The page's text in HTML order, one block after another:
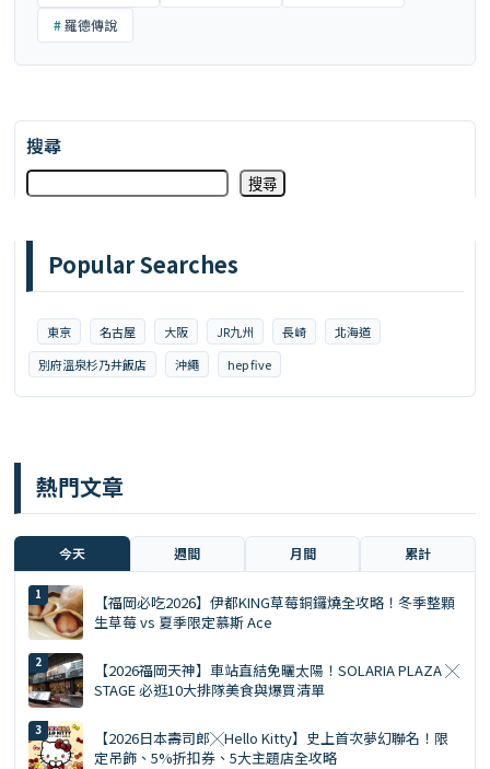
羅德傳說
搜尋
搜尋
Popular Searches
東京 名古屋 大阪 JR九州 長崎
北海道
別府溫泉杉乃井飯店
沖繩 hep five
熱門文章
今天 週間 月間 累計
【福岡必吃2026】伊都KING草莓銅鑼燒全攻略！冬季整顆
生草莓 vs 夏季限定慕斯 Ace
【2026福岡天神】車站直結免曬太陽！SOLARIA PLAZA ╳
STAGE 必逛10大排隊美食與爆買清單
【2026日本壽司郎╳Hello Kitty】史上首次夢幻聯名！限
定吊飾、5%折扣券、5大主題店全攻略